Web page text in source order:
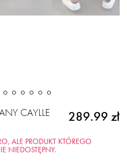
CAYLLE 289.99 zł
ALE PRODUKT KTÓREGO
NIEDOSTĘPNY.